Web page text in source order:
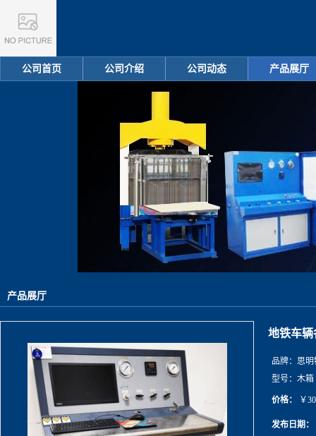
公司首页 公司介绍 公司动态 产品展厅
产品展厅
地铁车辆
品牌： 思明
型号： 木箱
价格： ￥
发布日期：